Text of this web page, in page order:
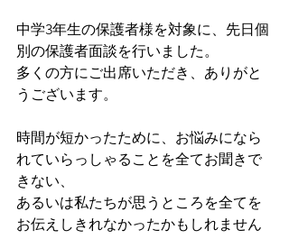
中学3年生の保護者様を対象に、先日個
別の保護者面談を行いました。
多くの方にご出席いただき、ありがと
うございます。
時間が短かったために、お悩みになら
れていらっしゃることを全てお聞きで
きない、
あるいは私たちが思うところを全てを
お伝えしきれなかったかもしれません